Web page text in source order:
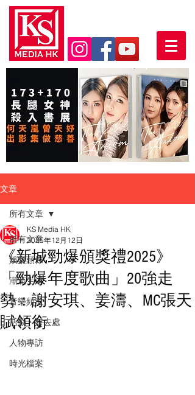
文章
所有文章
娛樂頭條
潮流生活
音樂頻道
活動・好去處
人物專訪
時光檔案
所有文章
《新城勁爆頒獎禮2025》
「勁爆年度歌曲」20強走
勢：謝安琪、姜濤、MC張天
賦領銜
KS Media HK
2025年12月12日